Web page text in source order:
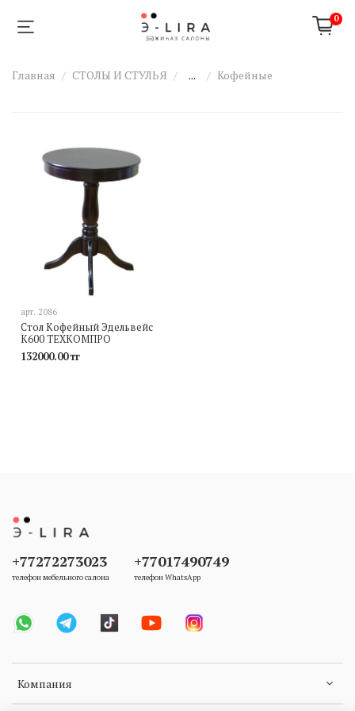
0
Главная СТОЛЫ И СТУЛЬЯ ... Кофейные
арт. 2086
Стол Кофейный Эдельвейс
К600 ТЕХКОМПРО
132000.00 тг
Компания
+77272273023
телефон мебельного салона
+77017490749
телефон WhatsApp